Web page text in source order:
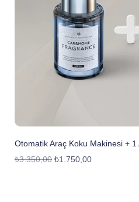
Otomatik Araç Koku Makinesi +
₺3.350,00 ₺1.750,00